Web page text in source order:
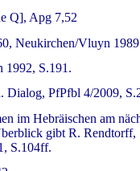
Q], Apg 7,52
Neukirchen/Vluyn 1989
1992, S.191.
Dialog, PfPfbl 4/2009,
im Hebräischen am
gibt R. Rendtorff,
S.104ff.